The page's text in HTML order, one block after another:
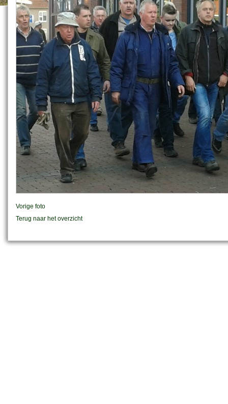
Vorige foto
Terug naar het overzicht